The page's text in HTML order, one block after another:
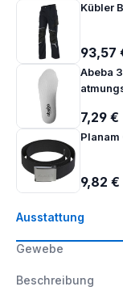
Ausstattung
Gewebe
Beschreibung
Kübler
93,57
Abeba
7,29 €
9,82 €